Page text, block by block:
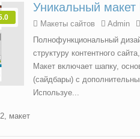
Уникальный макет
Макеты сайтов Admin
Полнофункциональный
структуру контентного
Макет включает шапку,
(сайдбары) с
Используе...
, макет